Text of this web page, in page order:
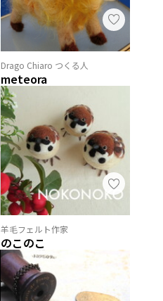
Drago Chiaro つくる人
meteora
羊毛フェルト作家
のこのこ